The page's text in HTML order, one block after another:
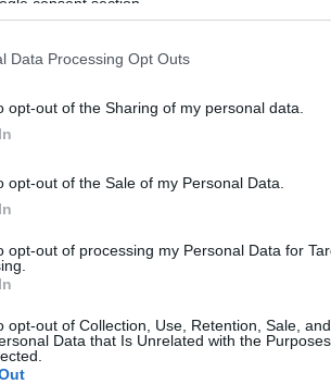
Data Processing Opt Outs
opt-out of the Sharing of my personal data.
opt-out of the Sale of my Personal Data.
opt-out of processing my Personal Data for
opt-out of Collection, Use, Retention, Sale,
Data that Is Unrelated with the
μέτρα.
σε ανοιχτή γραμμή με
παράπονα, καταγγελίες ή ιδέες για